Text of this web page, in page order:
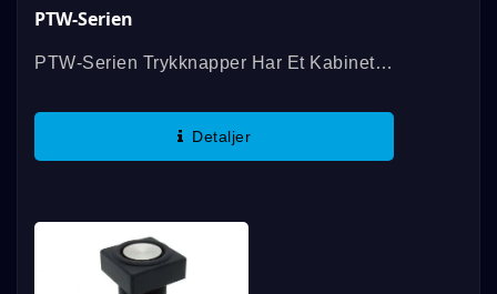
PTW-Serien
PTW-Serien Trykknapper Har Et Kabinet
Forseglet Konstruktion.
Forseglingsegenskaber Inkluderer En O-
Detaljer